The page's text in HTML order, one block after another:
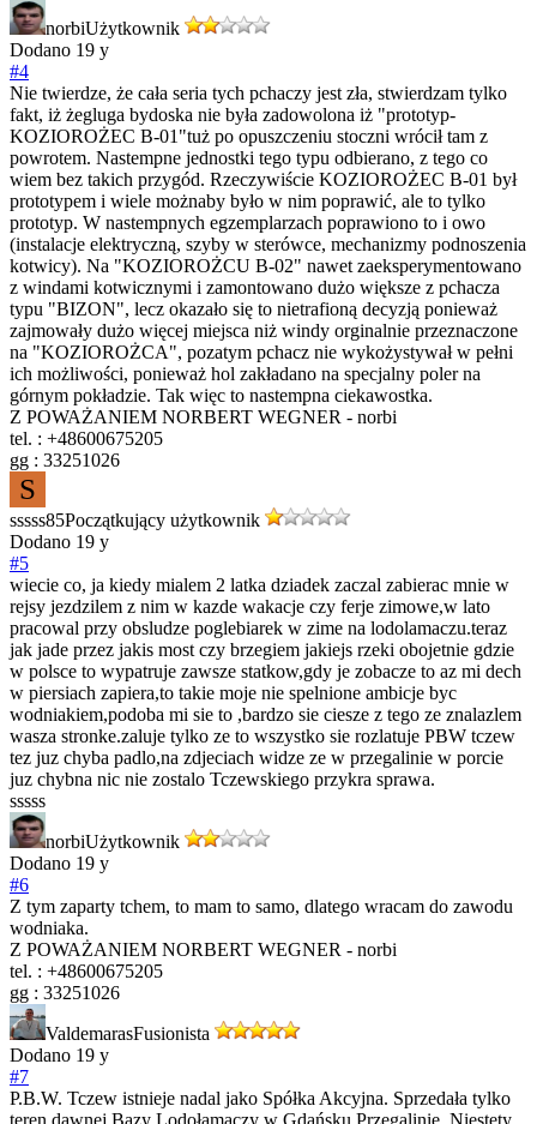
norbiUżytkownik
Dodano 19 y
#4
Nie twierdze, że cała seria tych pchaczy jest zła, stwierdzam tylko
fakt, iż żegluga bydoska nie była zadowolona iż "prototyp-
KOZIOROŻEC B-01"tuż po opuszczeniu stoczni wrócił tam z
powrotem. Nastempne jednostki tego typu odbierano, z tego co
wiem bez takich przygód. Rzeczywiście KOZIOROŻEC B-01 był
prototypem i wiele możnaby było w nim poprawić, ale to tylko
prototyp. W nastempnych egzemplarzach poprawiono to i owo
(instalacje elektryczną, szyby w sterówce, mechanizmy podnoszenia
kotwicy). Na "KOZIOROŻCU B-02" nawet zaeksperymentowano
z windami kotwicznymi i zamontowano dużo większe z pchacza
typu "BIZON", lecz okazało się to nietrafioną decyzją ponieważ
zajmowały dużo więcej miejsca niż windy orginalnie przeznaczone
na "KOZIOROŻCA", pozatym pchacz nie wykożystywał w pełni
ich możliwości, ponieważ hol zakładano na specjalny poler na
górnym pokładzie. Tak więc to nastempna ciekawostka.
Z POWAŻANIEM NORBERT WEGNER - norbi
tel. : +48600675205
gg : 33251026
S
sssss85Początkujący użytkownik
Dodano 19 y
#5
wiecie co, ja kiedy mialem 2 latka dziadek zaczal zabierac mnie w
rejsy jezdzilem z nim w kazde wakacje czy ferje zimowe,w lato
pracowal przy obsludze poglebiarek w zime na lodolamaczu.teraz
jak jade przez jakis most czy brzegiem jakiejs rzeki obojetnie gdzie
w polsce to wypatruje zawsze statkow,gdy je zobacze to az mi dech
w piersiach zapiera,to takie moje nie spelnione ambicje byc
wodniakiem,podoba mi sie to ,bardzo sie ciesze z tego ze znalazlem
wasza stronke.zaluje tylko ze to wszystko sie rozlatuje PBW tczew
tez juz chyba padlo,na zdjeciach widze ze w przegalinie w porcie
juz chybna nic nie zostalo Tczewskiego przykra sprawa.
sssss
norbiUżytkownik
Dodano 19 y
#6
Z tym zaparty tchem, to mam to samo, dlatego wracam do zawodu
wodniaka.
Z POWAŻANIEM NORBERT WEGNER - norbi
tel. : +48600675205
gg : 33251026
ValdemarasFusionista
Dodano 19 y
#7
P.B.W. Tczew istnieje nadal jako Spółka Akcyjna. Sprzedała tylko